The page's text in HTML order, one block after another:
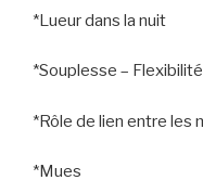
*Lueur dans la nuit
*Souplesse –
*Rôle de lien entre les
*Mues